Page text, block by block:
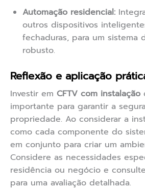
Automação residencial:
outros dispositivos
fechaduras, para um sistema
robusto.
Reflexão e aplicação
Investir em CFTV com instalação
importante para garantir a
propriedade. Ao considerar a
como cada componente do
em conjunto para criar um
Considere as necessidades
residência ou negócio e
para uma avaliação detalhada.